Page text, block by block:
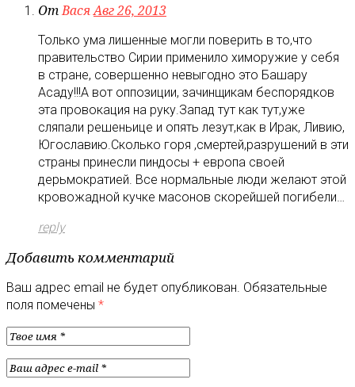
ОтВасяАвг 26, 2013
Только ума лишенные могли поверить в то,что
правительство Сирии применило химоружие у себя
в стране, совершенно невыгодно это Башару
Асаду!!!А вот оппозиции, зачинщикам беспорядков
эта провокация на руку.Запад тут как тут,уже
сляпали решеньице и опять лезут,как в Ирак, Ливию,
Югославию.Сколько горя ,смертей,разрушений в эти
страны принесли пиндосы + европа своей
дерьмократией. Все нормальные люди желают этой
кровожадной кучке масонов скорейшей погибели…
reply
Добавить комментарий
Ваш адрес email не будет опубликован. Обязательные
поля помечены *